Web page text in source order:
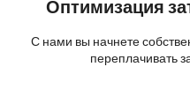
Оптимизация
С нами вы начнете
переплачивать